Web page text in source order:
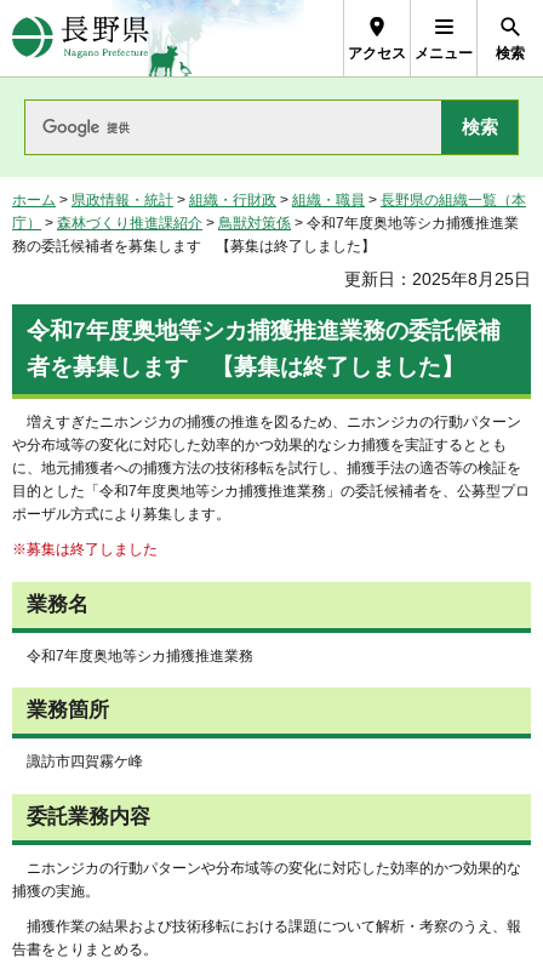
長野県Nagano Prefecture
アクセス メニュー 検索
ホーム > 県政情報・統計 > 組織・行財政 > 組織・職員 > 長野県の組織一覧（本
庁）
> 森林づくり推進課紹介 > 鳥獣対策係 > 令和7年度奥地等シカ捕獲推進業
務の委託候補者を募集します 【募集は終了しました】
更新日：2025年8月25日
令和7年度奥地等シカ捕獲推進業務の委託候補
者を募集します 【募集は終了しました】
増えすぎたニホンジカの捕獲の推進を図るため、ニホンジカの行動パターン
や分布域等の変化に対応した効率的かつ効果的なシカ捕獲を実証するととも
に、地元捕獲者への捕獲方法の技術移転を試行し、捕獲手法の適否等の検証を
目的とした「令和7年度奥地等シカ捕獲推進業務」の委託候補者を、公募型プロ
ポーザル方式により募集します。
※募集は終了しました
業務名
令和7年度奥地等シカ捕獲推進業務
業務箇所
諏訪市四賀霧ケ峰
委託業務内容
ニホンジカの行動パターンや分布域等の変化に対応した効率的かつ効果的な
捕獲の実施。
捕獲作業の結果および技術移転における課題について解析・考察のうえ、報
告書をとりまとめる。